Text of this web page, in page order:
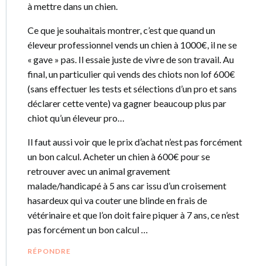
à mettre dans un chien.
Ce que je souhaitais montrer, c’est que quand un
éleveur professionnel vends un chien à 1000€, il ne se
« gave » pas. Il essaie juste de vivre de son travail. Au
final, un particulier qui vends des chiots non lof 600€
(sans effectuer les tests et sélections d’un pro et sans
déclarer cette vente) va gagner beaucoup plus par
chiot qu’un éleveur pro…
Il faut aussi voir que le prix d’achat n’est pas forcément
un bon calcul. Acheter un chien à 600€ pour se
retrouver avec un animal gravement
malade/handicapé à 5 ans car issu d’un croisement
hasardeux qui va couter une blinde en frais de
vétérinaire et que l’on doit faire piquer à 7 ans, ce n’est
pas forcément un bon calcul …
RÉPONDRE